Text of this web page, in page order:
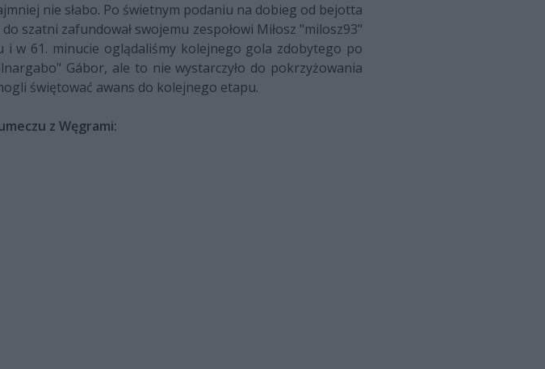
nie słabo. Po świetnym podaniu na dobieg od bejotta
szatni zafundował swojemu zespołowi Miłosz "milosz93"
i w 61. minucie oglądaliśmy kolejnego gola zdobytego po
Gábor, ale to nie wystarczyło do pokrzyżowania
świętować awans do kolejnego etapu.
z Węgrami: